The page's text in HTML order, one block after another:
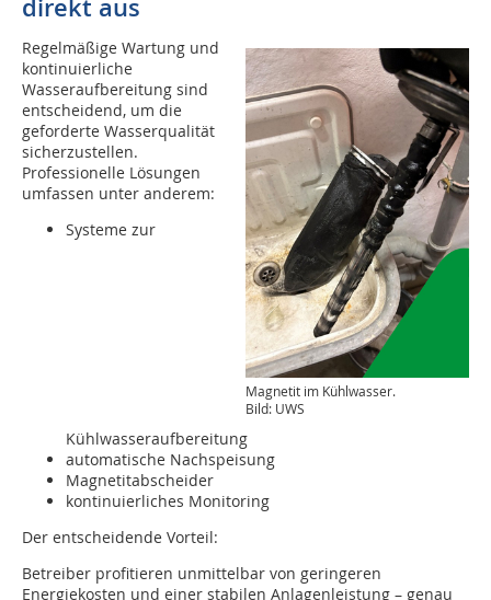
direkt aus
Magnetit im Kühlwasser.
Bild: UWS
Regelmäßige Wartung und
kontinuierliche
Wasseraufbereitung sind
entscheidend, um die
geforderte Wasserqualität
sicherzustellen.
Professionelle Lösungen
umfassen unter anderem:
Systeme zur
Kühlwasseraufbereitung
automatische Nachspeisung
Magnetitabscheider
kontinuierliches Monitoring
Der entscheidende Vorteil:
Betreiber profitieren unmittelbar von geringeren
Energiekosten und einer stabilen Anlagenleistung – genau